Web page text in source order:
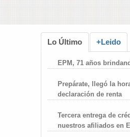
Lo Último +Leido
EPM, 71 años
Prepárate, llegó la
declaración de renta
Tercera entrega de
nuestros afiliados en